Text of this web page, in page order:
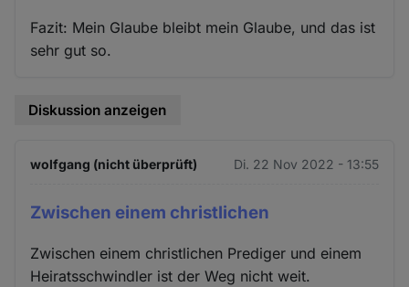
Fazit: Mein Glaube bleibt mein Glaube, und das ist
sehr gut so.
Diskussion anzeigen
wolfgang (nicht überprüft) Di. 22 Nov 2022 - 13:55
Zwischen einem christlichen
Zwischen einem christlichen Prediger und einem
Heiratsschwindler ist der Weg nicht weit.